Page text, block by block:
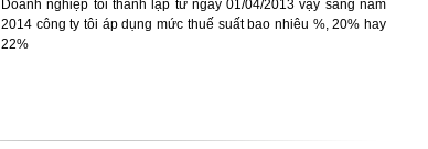
Doanh nghiệp tôi thành lập từ ngày 01/04/2013 vậy săng năm
2014 công ty tôi áp dụng mức thuế suất bao nhiêu %, 20% hay
22%